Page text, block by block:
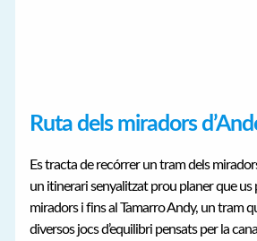
Ruta dels miradors
Es tracta de recórrer un tram dels
un itinerari senyalitzat prou planer que
miradors i fins al Tamarro Andy, un tram
diversos jocs d’equilibri pensats per la